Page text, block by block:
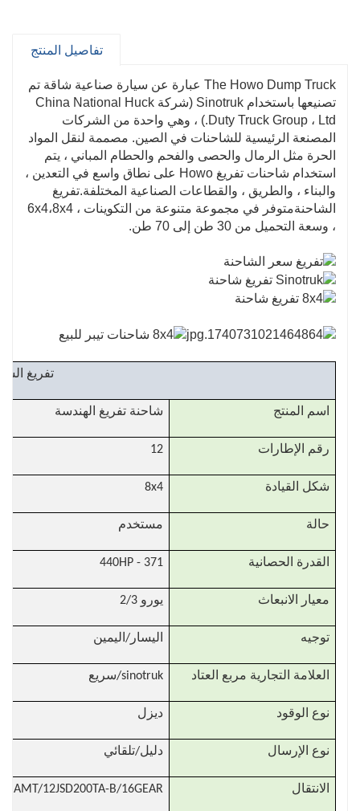
أنظمة متقدمة مثل ABS و EBD والتحكم في الاستقرار
وكاميرات الرؤية الخلفية تقلل من مخاطر الحوادث.
تفاصيل المنتج
The Howo Dump Truck عبارة عن سيارة صناعية شاقة تم
تصنيعها باستخدام Sinotruk (شركة China National Huck
Duty Truck Group ، Ltd.) ، وهي واحدة من الشركات
المصنعة الرئيسية للشاحنات في الصين. مصممة لنقل المواد
الحرة مثل الرمال والحصى والفحم والحطام المباني ، يتم
استخدام شاحنات تفريغ Howo على نطاق واسع في التعدين ،
والبناء ، والطريق ، والقطاعات الصناعية المختلفة.تفريغ
الشاحنة
متوفر في مجموعة متنوعة من التكوينات ، 6x4،8x4
، وسعة التحميل من 30 طن إلى 70 طن.
تفريغ
اسم المنتج شاحنة تفريغ الهندسة
رقم الإطارات 12
شكل القيادة 8x4
حالة مستخدم
القدرة الحصانية 371 - 440HP
معيار الانبعاث يورو 2/3
توجيه اليسار/اليمين
العلامة التجارية مربع العتاد sinotruk/سريع
نوع الوقود ديزل
نوع الإرسال دليل/تلقائي
الانتقال AMT/12JSD200TA-B/16GEAR